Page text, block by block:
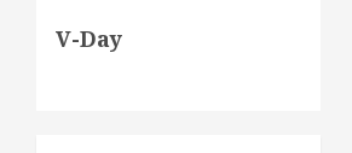
successivo:
V-Day